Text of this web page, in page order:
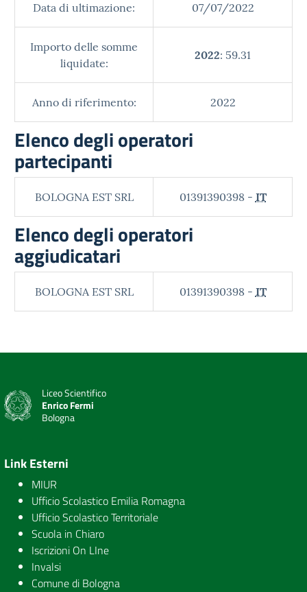
Data di ultimazione: 07/07/2022
Importo delle somme
liquidate:
2022: 59.31
Anno di riferimento: 2022
Elenco degli operatori
partecipanti
BOLOGNA EST SRL 01391390398 - IT
Elenco degli operatori
aggiudicatari
BOLOGNA EST SRL 01391390398 - IT
Liceo Scientifico
Enrico Fermi
Bologna
Link Esterni
MIUR
Ufficio Scolastico Emilia Romagna
Ufficio Scolastico Territoriale
Scuola in Chiaro
Iscrizioni On LIne
Invalsi
Comune di Bologna